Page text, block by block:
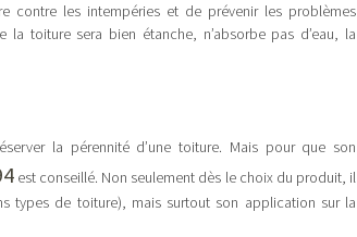
contre les intempéries et de prévenir les problèmes
toiture sera bien étanche, n’absorbe pas d’eau, la
la pérennité d’une toiture. Mais pour que son
est conseillé. Non seulement dès le choix du produit, il
types de toiture), mais surtout son application sur la